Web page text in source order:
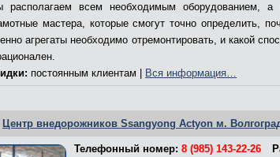
располагаем всем необходимым оборудованием,
мастера, которые смогут точно определить,
агрегаты необходимо отремонтировать, и какой
постоянным клиентам | Вся информация…
Центр внедорожников Ssangyong Actyon м.
Телефонный номер:8 (985) 143-22-26